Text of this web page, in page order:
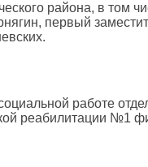
района, в том
первый
работе
реабилитации №1